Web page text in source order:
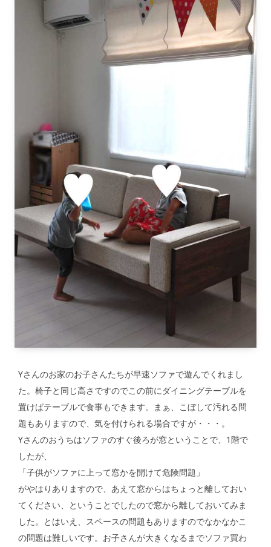
Yさんのお家のお子さんたちが早速ソファで遊んでくれまし
た。椅子と同じ高さですのでこの前にダイニングテーブルを
置けばテーブルで食事もできます。まぁ、こぼして汚れる問
題もありますので、気を付けられる場合ですが・・・。
Yさんのおうちはソファのすぐ後ろが窓ということで、1階で
したが、
「子供がソファに上って窓かを開けて危険問題」
がやはりありますので、あえて窓からはちょっと離しておい
てください、ということでしたので窓から離しておいてみま
した。とはいえ、スペースの問題もありますのでなかなかこ
の問題は難しいです。お子さんが大きくなるまでソファ買わ